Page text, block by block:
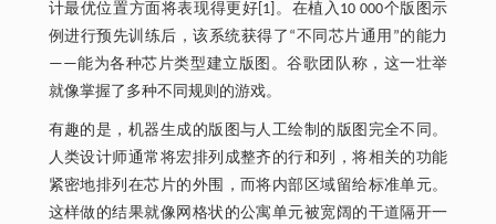
计最优位置方面将表现得更好[1]。在植入10 000个版图示
例进行预先训练后，该系统获得了“不同芯片通用”的能力
——能为各种芯片类型建立版图。谷歌团队称，这一壮举
就像掌握了多种不同规则的游戏。
有趣的是，机器生成的版图与人工绘制的版图完全不同。
人类设计师通常将宏排列成整齐的行和列，将相关的功能
紧密地排列在芯片的外围，而将内部区域留给标准单元。
这样做的结果就像网格状的公寓单元被宽阔的干道隔开一